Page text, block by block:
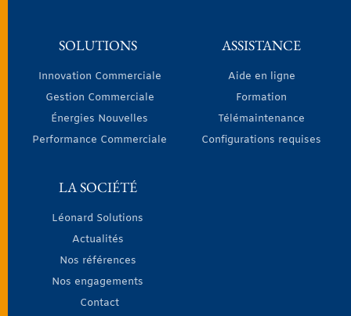
SOLUTIONS
Innovation Commerciale
Gestion Commerciale
Énergies Nouvelles
Performance Commerciale
ASSISTANCE
Aide en ligne
Formation
Télémaintenance
Configurations requises
LA SOCIÉTÉ
Léonard Solutions
Actualités
Nos références
Nos engagements
Contact